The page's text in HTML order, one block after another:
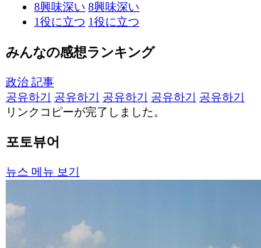
8興味深い 8興味深い
1役に立つ 1役に立つ
みんなの感想ランキング
政治 記事
공유하기
공유하기 공유하기 공유하기
공유하기
リンクコピーが完了しました。
포토뷰어
뉴스 메뉴 보기